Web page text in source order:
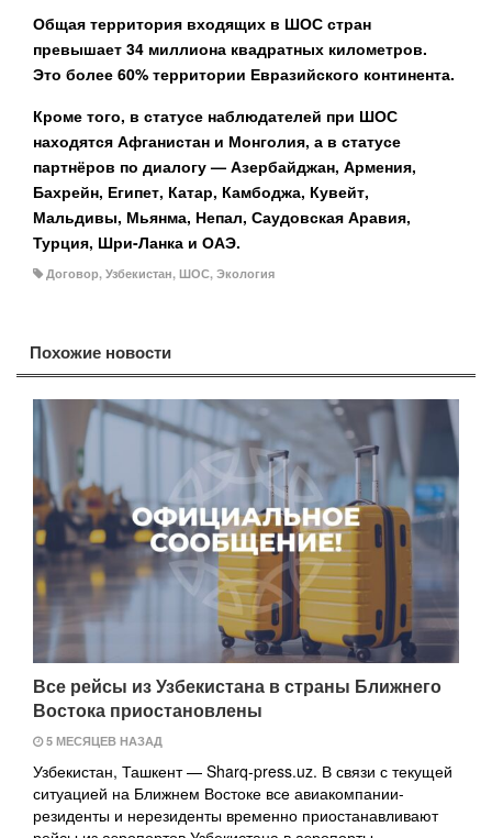
Общая территория входящих в ШОС стран
превышает 34 миллиона квадратных километров.
Это более 60% территории Евразийского континента.
Кроме того, в статусе наблюдателей при ШОС
находятся Афганистан и Монголия, а в статусе
партнёров по диалогу — Азербайджан, Армения,
Бахрейн, Египет, Катар, Камбоджа, Кувейт,
Мальдивы, Мьянма, Непал, Саудовская Аравия,
Турция, Шри-Ланка и ОАЭ.
Договор, Узбекистан, ШОС, Экология
Похожие новости
Все рейсы из Узбекистана в страны Ближнего
Востока приостановлены
5 МЕСЯЦЕВ НАЗАД
Узбекистан, Ташкент — Sharq-press.uz. В связи с текущей
ситуацией на Ближнем Востоке все авиакомпании-
резиденты и нерезиденты временно приостанавливают